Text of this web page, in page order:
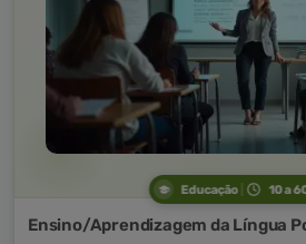
Educação 10 a
Ensino/Aprendizagem da Língua